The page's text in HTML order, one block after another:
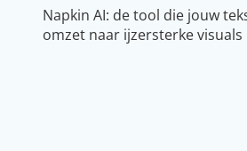
Napkin AI: de tool die jouw
omzet naar ijzersterke visuals